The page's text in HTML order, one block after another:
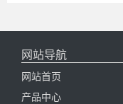
网站导航
网站首页
产品中心